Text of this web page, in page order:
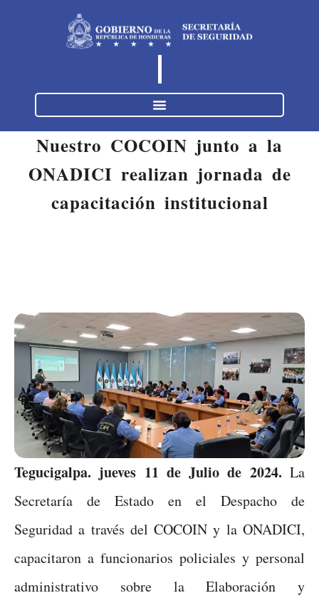
Nuestro COCOIN junto a la
ONADICI realizan jornada de
capacitación institucional
Tegucigalpa. jueves 11 de Julio de 2024. La
Secretaría de Estado en el Despacho de
Seguridad a través del COCOIN y la ONADICI,
capacitaron a funcionarios policiales y personal
administrativo sobre la Elaboración y